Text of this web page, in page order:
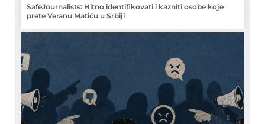
SafeJournalists: Hitno identifikovati i kazniti osobe koje
prete Veranu Matiću u Srbiji